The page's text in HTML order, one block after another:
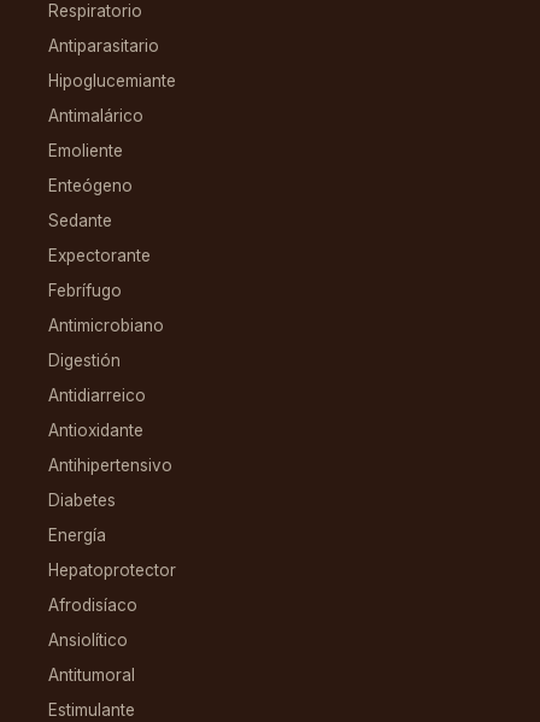
Respiratorio
Antiparasitario
Hipoglucemiante
Antimalárico
Emoliente
Enteógeno
Sedante
Expectorante
Febrífugo
Antimicrobiano
Digestión
Antidiarreico
Antioxidante
Antihipertensivo
Diabetes
Energía
Hepatoprotector
Afrodisíaco
Ansiolítico
Antitumoral
Estimulante